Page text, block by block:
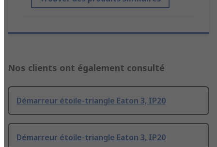
Nos clients ont également consulté
Démarreur étoile-triangle Eaton 3, IP20
Démarreur étoile-triangle Eaton 3, IP20